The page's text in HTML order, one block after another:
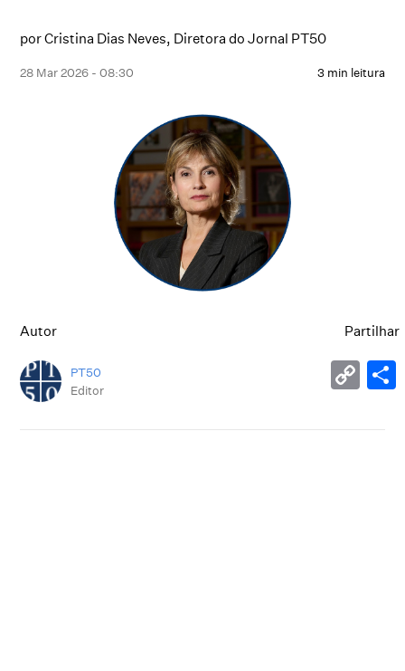
por Cristina Dias Neves, Diretora do Jornal PT50
28 Mar 2026 - 08:30 3 min leitura
Autor
PT50
Editor
Partilhar